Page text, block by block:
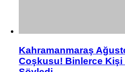
Kahramanmaraş
Coşkusu! Binlerce Kişi